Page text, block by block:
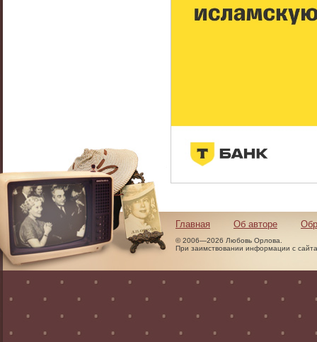
Главная Об авторе
© 2006—2026 Любовь Орлова.
При заимствовании информации с